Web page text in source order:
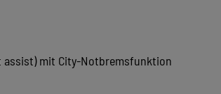
assist) mit City-Notbremsfunktion